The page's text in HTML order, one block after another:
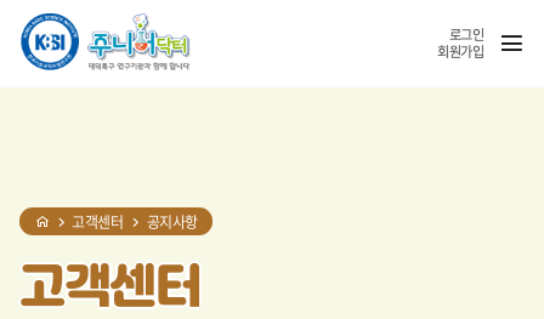
반복영역
건너뛰기
로그인
회원가입
고객센터 공지사항
고객센터
공유